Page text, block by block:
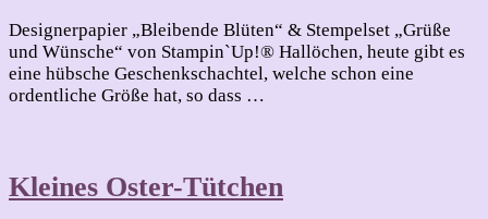
Designerpapier „Bleibende Blüten“ & Stempelset „Grüße
und Wünsche“ von Stampin`Up!® Hallöchen, heute gibt es
eine hübsche Geschenkschachtel, welche schon eine
ordentliche Größe hat, so dass …
Kleines Oster-Tütchen